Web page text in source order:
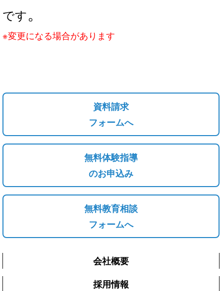
です。
※変更になる場合があります
資料請求
フォームへ
無料体験指導
のお申込み
無料教育相談
フォームへ
会社概要
採用情報